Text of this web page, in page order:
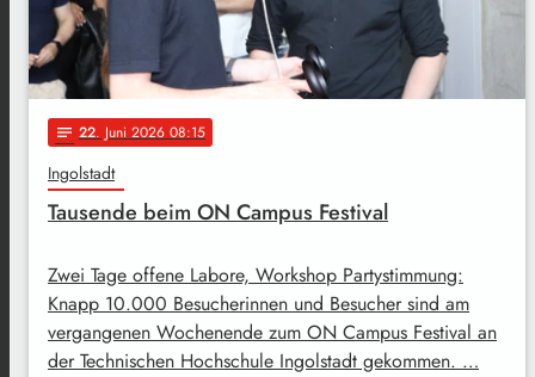
notes 22. Juni 2026 08:15
Ingolstadt
Tausende beim ON Campus Festival
Zwei Tage offene Labore, Workshop Partystimmung:
Knapp 10.000 Besucherinnen und Besucher sind am
vergangenen Wochenende zum ON Campus Festival an
der Technischen Hochschule Ingolstadt gekommen. …